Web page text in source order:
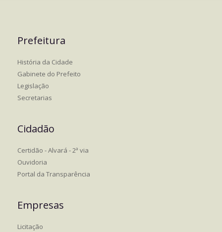
Prefeitura
História da Cidade
Gabinete do Prefeito
Legislação
Secretarias
Cidadão
Certidão - Alvará - 2ª via
Ouvidoria
Portal da Transparência
Empresas
Licitação